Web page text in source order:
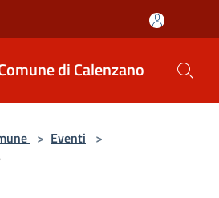
di Calenzano
> Eventi >